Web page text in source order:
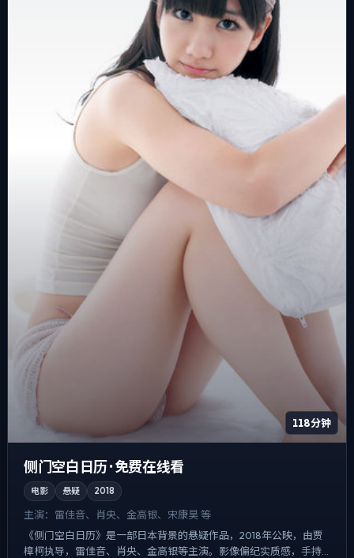
118分钟
侧门空白日历 · 免费在线看
电影 悬疑 2018
主演： 雷佳音、肖央、金高银、宋康昊 等
《侧门空白日历》是一部日本背景的悬疑作品，2018年公映，由贾
樟柯执导，雷佳音、肖央、金高银等主演。影像偏纪实质感，手持